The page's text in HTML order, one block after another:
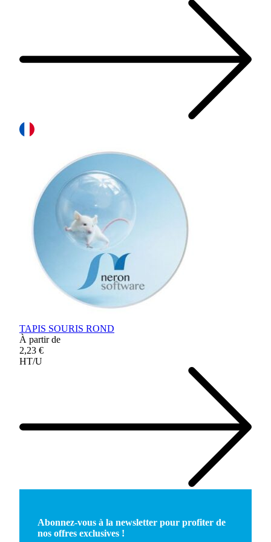
TAPIS SOURIS ROND
À partir de
2,23 €
HT/U
Abonnez-vous à la newsletter pour profiter de
nos offres exclusives !